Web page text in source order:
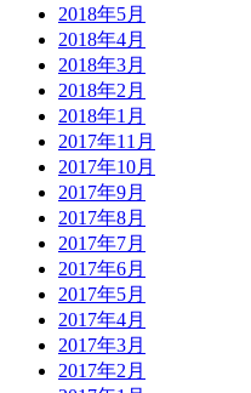
2018年5月
2018年4月
2018年3月
2018年2月
2018年1月
2017年11月
2017年10月
2017年9月
2017年8月
2017年7月
2017年6月
2017年5月
2017年4月
2017年3月
2017年2月